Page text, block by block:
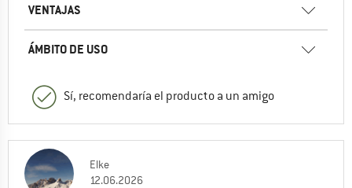
VENTAJAS
ÁMBITO DE USO
Sí, recomendaría el producto a un amigo
Elke
12.06.2026